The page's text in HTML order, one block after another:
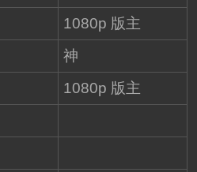
1080p 版主
神
1080p 版主